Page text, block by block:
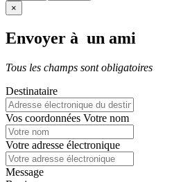
×
Envoyer à un ami
Tous les champs sont obligatoires
Destinataire
Vos coordonnées Votre nom
Votre adresse électronique
Message